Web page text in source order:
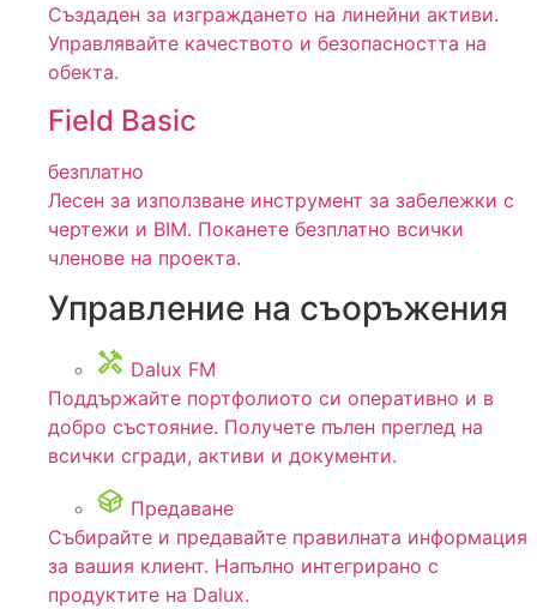
Създаден за изграждането на линейни активи.
Управлявайте качеството и безопасността на
обекта.
Field Basic
безплатно
Лесен за използване инструмент за забележки с
чертежи и BIM. Поканете безплатно всички
членове на проекта.
Управление на съоръжения
Dalux FM
Поддържайте портфолиото си оперативно и в
добро състояние. Получете пълен преглед на
всички сгради, активи и документи.
Предаване
Събирайте и предавайте правилната информация
за вашия клиент. Напълно интегрирано с
продуктите на Dalux.